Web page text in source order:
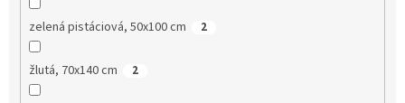
zelená pistáciová, 50x100 cm 2
žlutá, 70x140 cm 2